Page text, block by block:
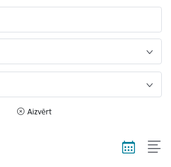
Aizvērt